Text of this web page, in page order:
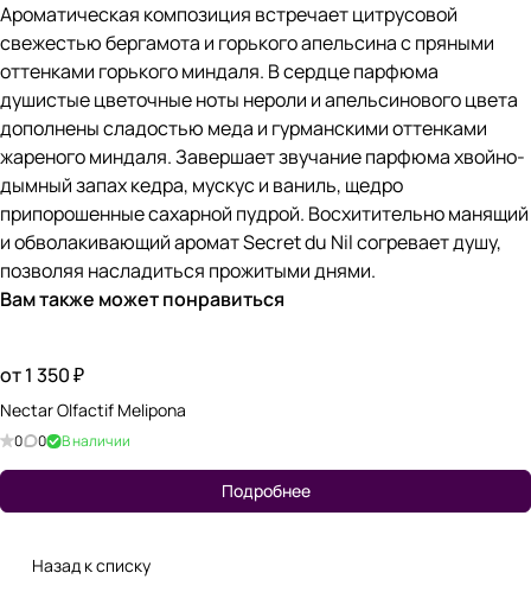
Ароматическая композиция встречает цитрусовой
свежестью бергамота и горького апельсина с пряными
оттенками горького миндаля. В сердце парфюма
душистые цветочные ноты нероли и апельсинового цвета
дополнены сладостью меда и гурманскими оттенками
жареного миндаля. Завершает звучание парфюма хвойно-
дымный запах кедра, мускус и ваниль, щедро
припорошенные сахарной пудрой. Восхитительно манящий
и обволакивающий аромат Secret du Nil согревает душу,
позволяя насладиться прожитыми днями.
Вам также может понравиться
от 1 350 ₽
Nectar Olfactif Melipona
0 0 В наличии
Подробнее
Назад к списку